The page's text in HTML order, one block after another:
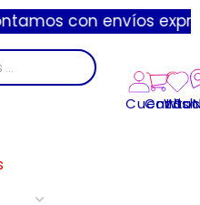
de 1 a 3 día
Cuenta
Carrito